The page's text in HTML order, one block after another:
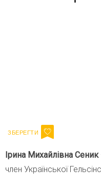
Ірина Михайлівна Сеник
член Української